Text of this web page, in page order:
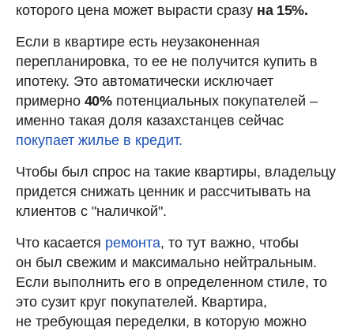
которого цена может вырасти сразу на 15%.
Если в квартире есть неузаконенная
перепланировка, то ее не получится купить в
ипотеку. Это автоматически исключает
примерно 40%потенциальных покупателей –
именно такая доля казахстанцев сейчас
покупает жилье в кредит.
Чтобы был спрос на такие квартиры, владельцу
придется снижать ценник и рассчитывать на
клиентов с "наличкой".
Что касается ремонта, то тут важно, чтобы
он был свежим и максимально нейтральным.
Если выполнить его в определенном стиле, то
это сузит круг покупателей. Квартира,
не требующая переделки, в которую можно